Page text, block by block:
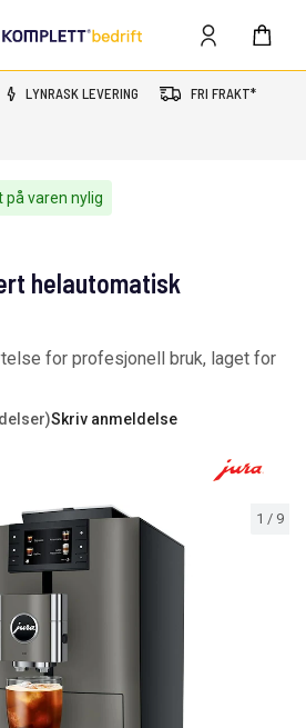
LYNRASK LEVERING FRI FRAKT*
på varen nylig
1 / 9
helautomatisk
for profesjonell bruk, laget for
Skriv anmeldelse